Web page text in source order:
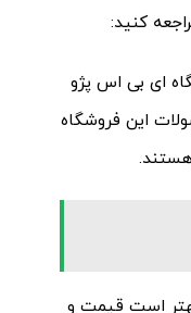
کنید:
ای بی اس پژو
این فروشگاه
.
ای بی اس پژو 206 ، بهتر است قیمت و